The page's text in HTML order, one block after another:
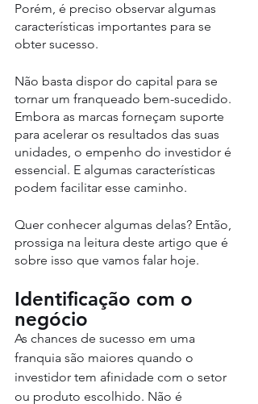
Porém, é preciso observar algumas
características importantes para se
obter sucesso.
Não basta dispor do capital para se
tornar um franqueado bem-sucedido.
Embora as marcas forneçam suporte
para acelerar os resultados das suas
unidades, o empenho do investidor é
essencial. E algumas características
podem facilitar esse caminho.
Quer conhecer algumas delas? Então,
prossiga na leitura deste artigo que é
sobre isso que vamos falar hoje.
Identificação com o
negócio
As chances de sucesso em uma
franquia são maiores quando o
investidor tem afinidade com o setor
ou produto escolhido. Não é